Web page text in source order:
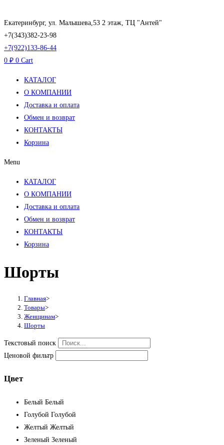
к
содержимому
Екатеринбург, ул. Малышева,53 2 этаж, ТЦ "Антей"
+7(343)382-23-98
+7(922)133-86-44
0 ₽ 0 Cart
КАТАЛОГ
О КОМПАНИИ
Доставка и оплата
Обмен и возврат
КОНТАКТЫ
Корзина
Menu
КАТАЛОГ
О КОМПАНИИ
Доставка и оплата
Обмен и возврат
КОНТАКТЫ
Корзина
Шорты
Главная>
Товары>
Женщинам>
Шорты
Текстовый поиск
Ценовой фильтр
Цвет
Белый Белый
Голубой Голубой
Желтый Желтый
Зеленый Зеленый